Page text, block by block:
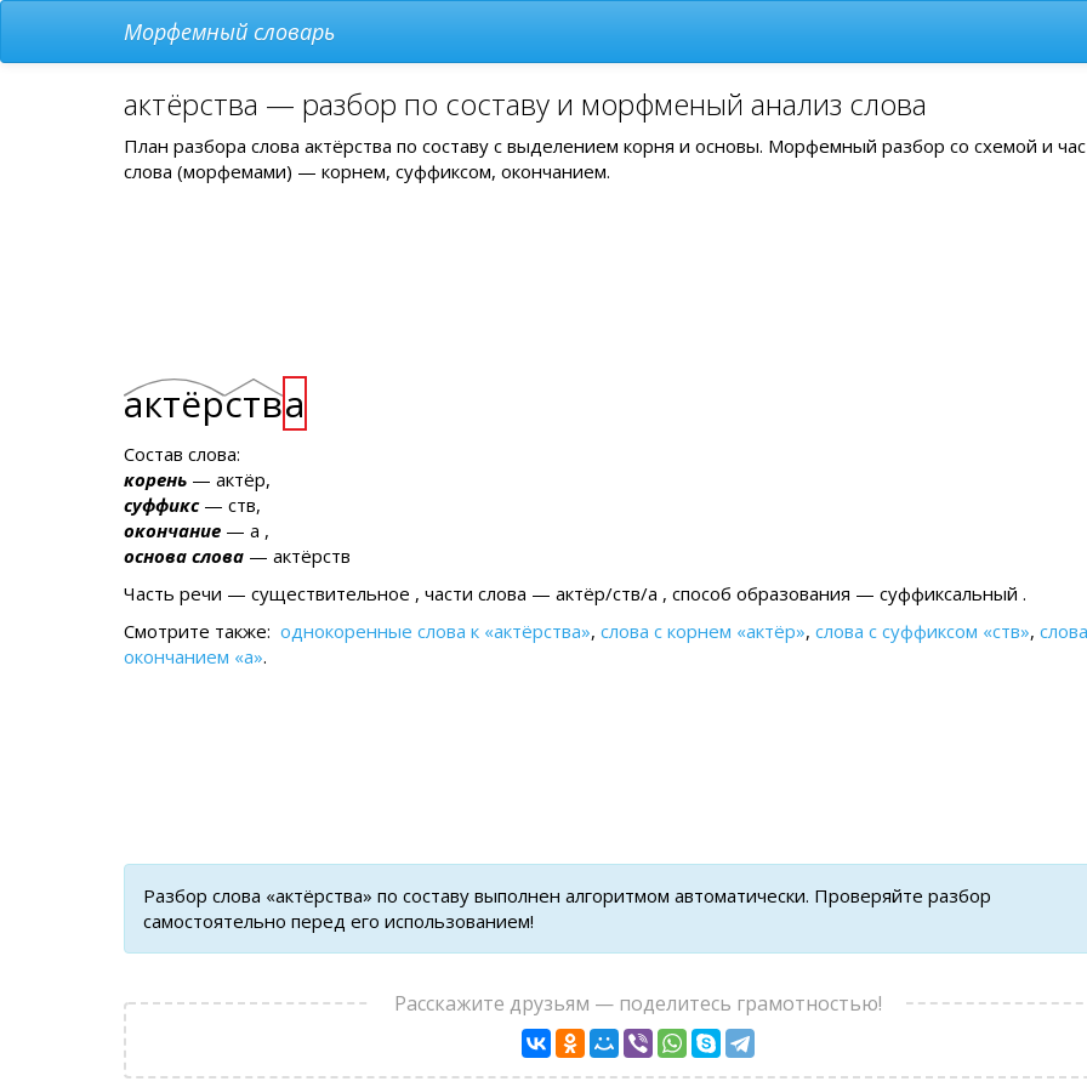
Морфемный словарь
актёрства — разбор по составу и морфменый анализ слова
План разбора слова актёрства по составу с выделением корня и основы. Морфемный разбор со схемой и
слова (морфемами) — корнем, суффиксом, окончанием.
актёрства
Состав слова:
корень — актёр,
суффикс— ств,
окончание — а ,
основа слова — актёрств
Часть речи — существительное , части слова — актёр/ств/а , cпособ образования — суффиксальный .
Смотрите также: однокоренные слова к «актёрства», слова с корнем «актёр», слова с суффиксом «ств»,
окончанием «а».
Разбор слова «актёрства» по составу выполнен алгоритмом автоматически. Проверяйте разбор
самостоятельно перед его использованием!
Расскажите друзьям — поделитесь грамотностью!